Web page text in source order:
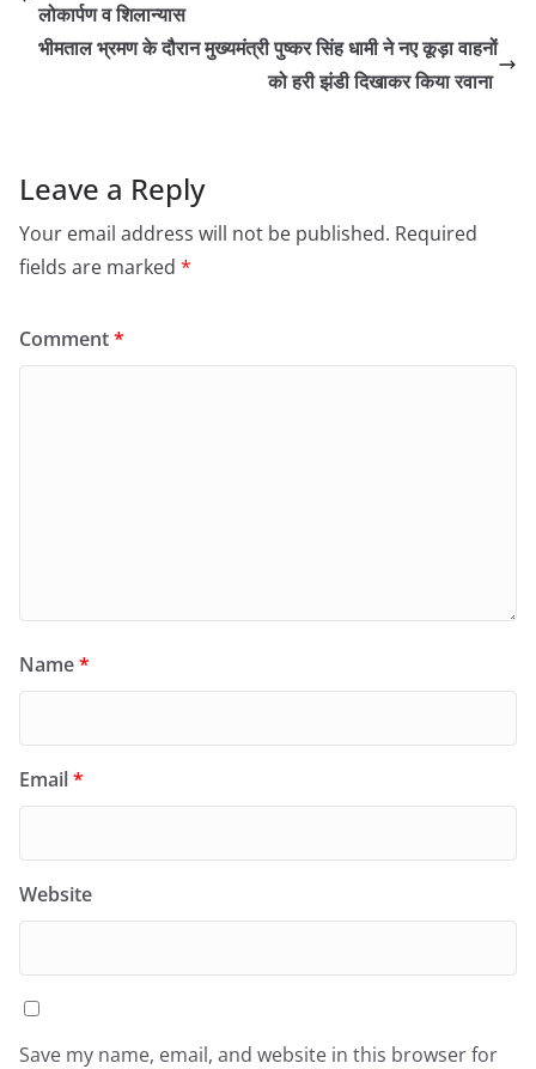
लोकार्पण व शिलान्यास
भीमताल भ्रमण के दौरान मुख्यमंत्री पुष्कर सिंह धामी ने नए कूड़ा वाहनों
को हरी झंडी दिखाकर किया रवाना
Leave a Reply
Your email address will not be published. Required
fields are marked *
Comment*
Name*
Email*
Website
Save my name, email, and website in this browser for